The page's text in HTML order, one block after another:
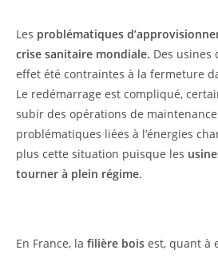
Les problématiques
crise sanitaire mondiale. Des usines
effet été contraintes à la fermeture
Le redémarrage est compliqué,
subir des opérations de
problématiques liées à l’énergies
plus cette situation puisque les
tourner à plein régime.
En France, la filière bois est, quant à